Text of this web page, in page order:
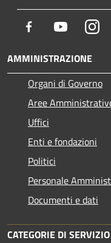
Facebook Youtube
AMMINISTRAZIONE
Organi di Governo
Aree
Uffici
Enti e fondazioni
Politici
Personale
Documenti e dati
CATEGORIE DI SERVIZIO